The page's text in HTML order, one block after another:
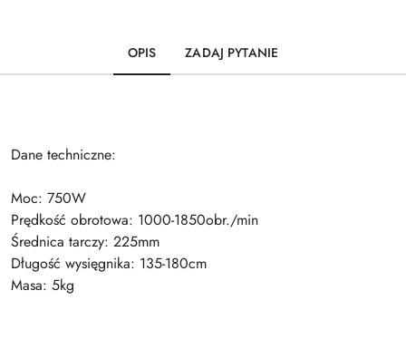
OPIS ZADAJ PYTANIE
Dane techniczne:
Moc: 750W
Prędkość obrotowa: 1000-1850obr./min
Średnica tarczy: 225mm
Długość wysięgnika: 135-180cm
Masa: 5kg